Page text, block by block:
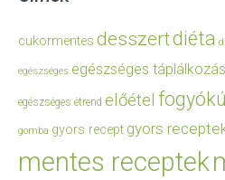
cukormentes desszertdiéta
egészséges egészséges táplálkozás
egészséges étrend előétel
gomba gyors recept gyors
mentes receptek